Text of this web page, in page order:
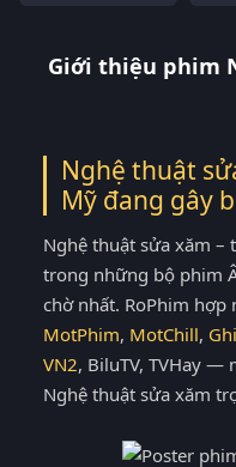
Giới thiệu phim
Nghệ thuật
Mỹ đang gây
Nghệ thuật sửa xăm –
trong những bộ phim
chờ nhất. RoPhim
MotPhim, MotChill,
VN2, BiluTV, TVHay —
Nghệ thuật sửa xăm